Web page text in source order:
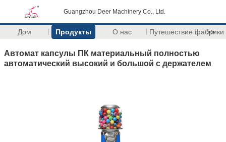
Guangzhou Deer Machinery Co., Ltd.
Дом Продукты О нас Путешествие фабрики
>>
Автомат капсулы ПК материальный полностью
автоматический высокий и большой с держателем